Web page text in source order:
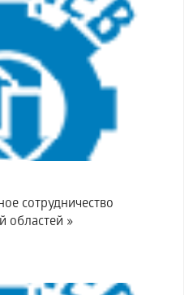
сотрудничество
областей »